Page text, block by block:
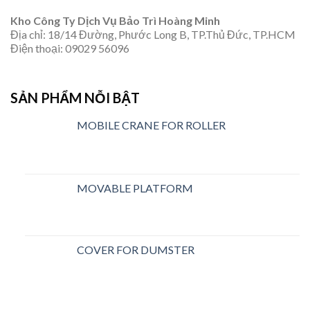
Kho Công Ty Dịch Vụ Bảo Trì Hoàng Minh
Địa chỉ: 18/14 Đường, Phước Long B, TP.Thủ Đức, TP.HCM
Điện thoại: 09029 56096
SẢN PHẨM NỖI BẬT
MOBILE CRANE FOR ROLLER
MOVABLE PLATFORM
COVER FOR DUMSTER